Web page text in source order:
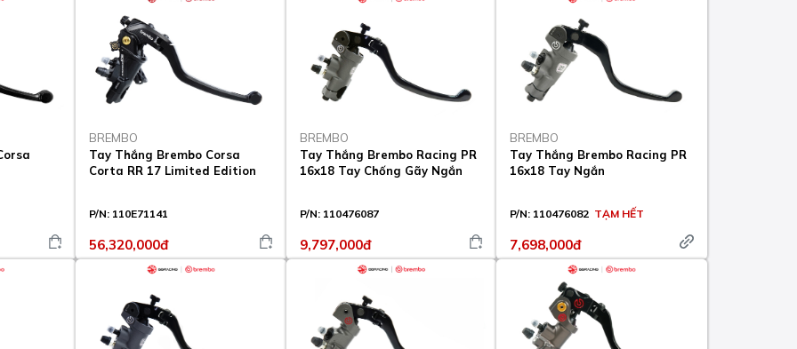
BREMBO
Tay Thắng Brembo Corsa
Corta RR 17 Limited Edition
P/N: 110E71141
56,320,000đ
BREMBO
Tay Thắng Brembo Racing PR
16x18 Tay Chống Gãy Ngắn
P/N: 110476087
9,797,000đ
BREMBO
Tay Thắng Brembo Racing PR
16x18 Tay Ngắn
P/N: 110476082 TẠM HẾT
7,698,000đ